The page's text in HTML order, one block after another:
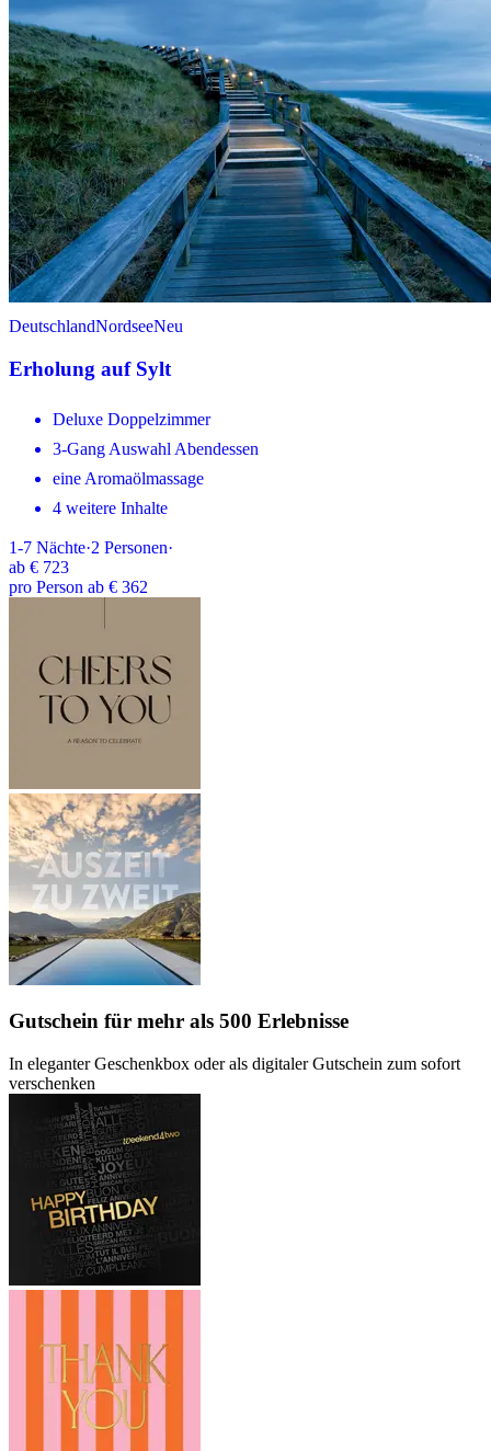
DeutschlandNordseeNeu
Erholung auf Sylt
Deluxe Doppelzimmer
3-Gang Auswahl Abendessen
eine Aromaölmassage
4 weitere Inhalte
1-7 Nächte·2 Personen·
ab € 723
pro Person ab € 362
Gutschein für mehr als 500 Erlebnisse
In eleganter Geschenkbox oder als digitaler Gutschein zum sofort
verschenken